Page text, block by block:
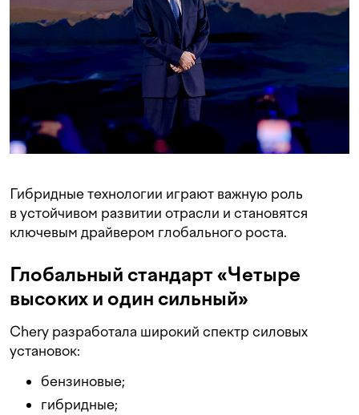
Гибридные технологии играют важную роль
в устойчивом развитии отрасли и становятся
ключевым драйвером глобального роста.
Глобальный стандарт «Четыре
высоких и один сильный»
Chery разработала широкий спектр силовых
установок:
бензиновые;
гибридные;